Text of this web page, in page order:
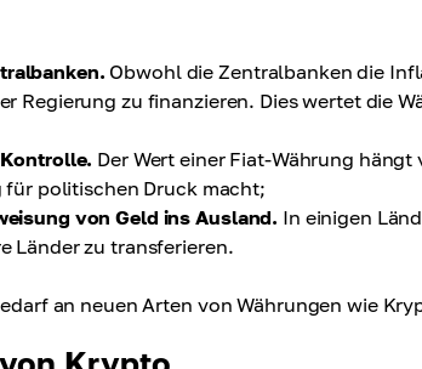
Obwohl die Zentralbanken die
Regierung zu finanzieren. Dies wertet die
Der Wert einer Fiat-Währung
für politischen Druck macht;
von Geld ins Ausland. In einigen
Länder zu transferieren.
an neuen Arten von Währungen wie